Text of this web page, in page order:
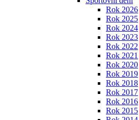
Rok 2026
Rok 2025
Rok 2024
Rok 2023
Rok 2022
Rok 2021
Rok 2020
Rok 2019
Rok 2018
Rok 2017
Rok 2016
Rok 2015